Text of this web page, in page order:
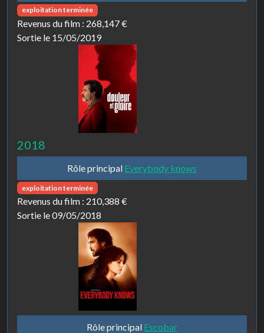
exploitation terminée
Revenus du film : 268,147 €
Sortie le 15/05/2019
2018
Rôle principal Everybody knows
exploitation terminée
Revenus du film : 210,388 €
Sortie le 09/05/2018
Rôle principal Escobar